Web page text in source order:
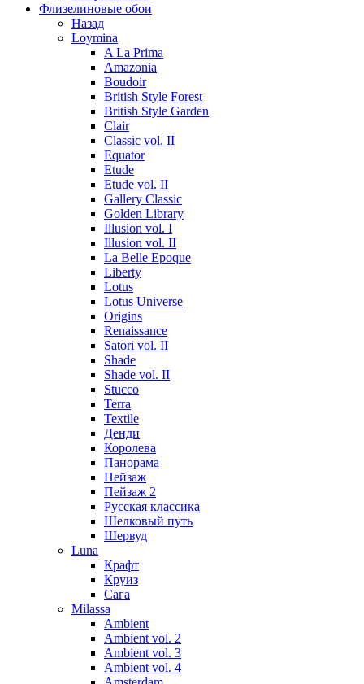
Флизелиновые обои
Назад
Loymina
A La Prima
Amazonia
Boudoir
British Style Forest
British Style Garden
Clair
Classic vol. II
Equator
Etude
Etude vol. II
Gallery Classic
Golden Library
Illusion vol. I
Illusion vol. II
La Belle Epoque
Liberty
Lotus
Lotus Universe
Origins
Renaissance
Satori vol. II
Shade
Shade vol. II
Stucco
Terra
Textile
Денди
Королева
Панорама
Пейзаж
Пейзаж 2
Русская классика
Шелковый путь
Шервуд
Luna
Крафт
Круиз
Сага
Milassa
Ambient
Ambient vol. 2
Ambient vol. 3
Ambient vol. 4